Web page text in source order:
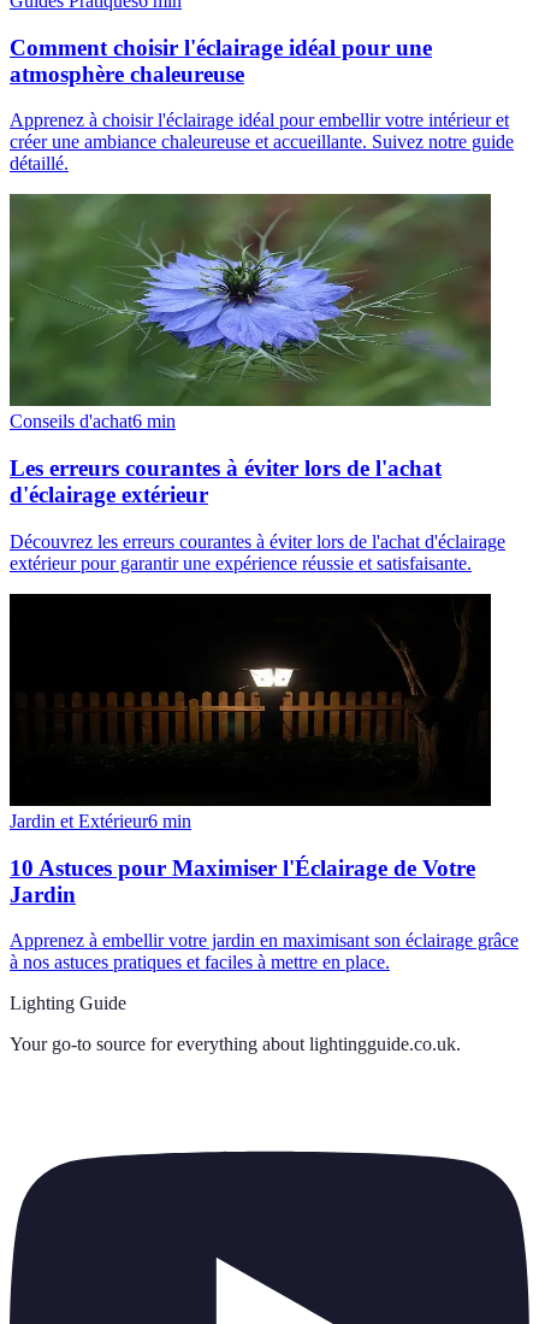
Comment choisir l'éclairage idéal pour une
atmosphère chaleureuse
Apprenez à choisir l'éclairage idéal pour embellir votre intérieur et
créer une ambiance chaleureuse et accueillante. Suivez notre guide
détaillé.
Conseils d'achat6 min
Les erreurs courantes à éviter lors de l'achat
d'éclairage extérieur
Découvrez les erreurs courantes à éviter lors de l'achat d'éclairage
extérieur pour garantir une expérience réussie et satisfaisante.
Jardin et Extérieur6 min
10 Astuces pour Maximiser l'Éclairage de Votre
Jardin
Apprenez à embellir votre jardin en maximisant son éclairage grâce
à nos astuces pratiques et faciles à mettre en place.
Lighting Guide
Your go-to source for everything about lightingguide.co.uk.